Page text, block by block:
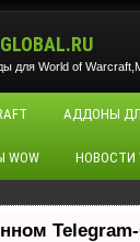
для World of
АДДОНЫ
WOW НОВОСТИ